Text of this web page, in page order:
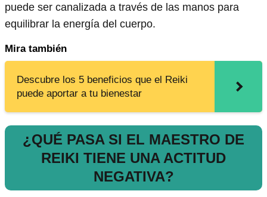
puede ser canalizada a través de las manos para
equilibrar la energía del cuerpo.
Mira también
Descubre los 5 beneficios que el Reiki
puede aportar a tu bienestar
¿QUÉ PASA SI EL MAESTRO DE
REIKI TIENE UNA ACTITUD
NEGATIVA?